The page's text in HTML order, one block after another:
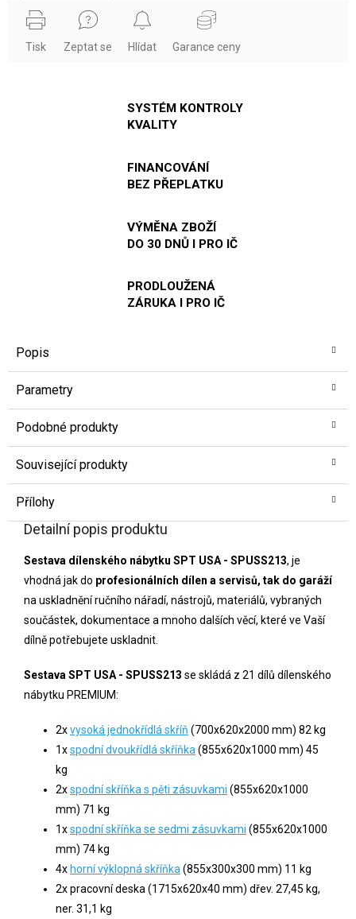
Tisk Zeptat se Hlídat Garance ceny
SYSTÉM KONTROLY
KVALITY
FINANCOVÁNÍ
BEZ PŘEPLATKU
VÝMĚNA ZBOŽÍ
DO 30 DNŮ I PRO IČ
PRODLOUŽENÁ
ZÁRUKA I PRO IČ
Popis
Parametry
Podobné produkty
Související produkty
Přílohy
Detailní popis produktu
Sestava dílenského nábytku SPT USA - SPUSS213, je
vhodná jak do profesionálních dílen a servisů, tak do garáží
na uskladnění ručního nářadí, nástrojů, materiálů, vybraných
součástek, dokumentace a mnoho dalších věcí, které ve Vaší
dílně potřebujete uskladnit.
Sestava SPT USA - SPUSS213 se skládá z 21 dílů dílenského
nábytku PREMIUM:
2xvysoká jednokřídlá skříň (700x620x2000 mm) 82 kg
1xspodní dvoukřídlá skříňka(855x620x1000 mm) 45
kg
2xspodní skříňka s pěti zásuvkami (855x620x1000
mm) 71 kg
1xspodní skříňka se sedmi zásuvkami (855x620x1000
mm) 74 kg
4x horní výklopná skříňka(855x300x300 mm) 11 kg
2x pracovní deska (1715x620x40 mm) dřev. 27,45 kg,
ner. 31,1 kg